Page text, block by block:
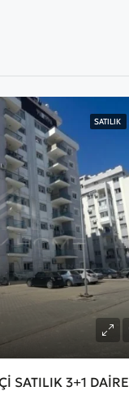
SATILIK
SATILIK 3+1 DAİRE